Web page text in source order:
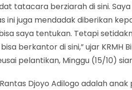
tatacara berziarah di sini.
ini juga mendadak diberikan
saya tentukan. Tetapi
bisa berkantor di sini,” ujar
pelantikan, Minggu (15/10)
Rantas Djoyo Adilogo adalah